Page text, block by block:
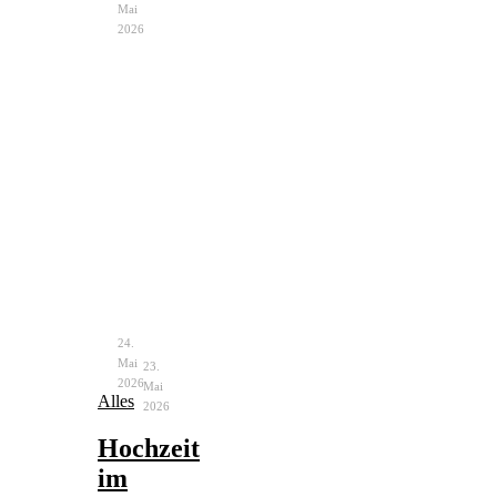
Mai
2026
24.
Mai
2026
23.
Mai
2026
Alles
Hochzeit
im